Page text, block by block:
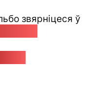
звярніцеся ў